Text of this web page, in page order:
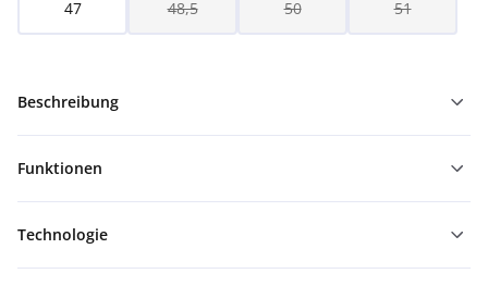
47 48,5 50 51
Beschreibung
Funktionen
Technologie